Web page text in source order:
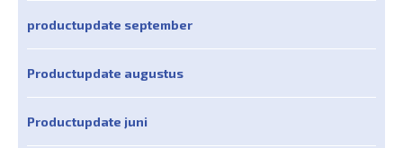
productupdate september
Productupdate augustus
Productupdate juni